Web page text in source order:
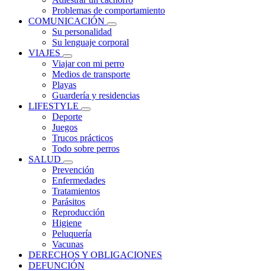
Problemas de comportamiento
COMUNICACIÓN
Su personalidad
Su lenguaje corporal
VIAJES
Viajar con mi perro
Medios de transporte
Playas
Guardería y residencias
LIFESTYLE
Deporte
Juegos
Trucos prácticos
Todo sobre perros
SALUD
Prevención
Enfermedades
Tratamientos
Parásitos
Reproducción
Higiene
Peluquería
Vacunas
DERECHOS Y OBLIGACIONES
DEFUNCIÓN